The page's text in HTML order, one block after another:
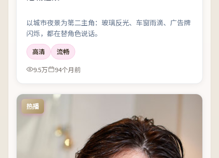
以城市夜景为第二主角：玻璃反光、车窗雨滴、广告牌
闪烁，都在替角色说话。
高清
流畅
9.5万
94个月前
热播